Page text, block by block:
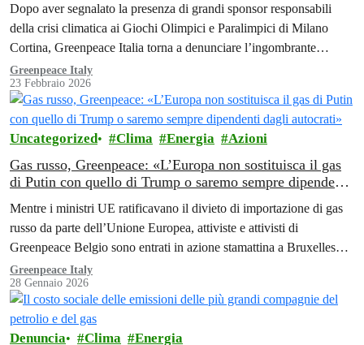
RIFIUTANO DI COMUNICARE QUANTI SOLDI
PRENDE IL FESTIVAL DA AZIENDE RESPONSABILI
DELLA CRISI CLIMATICA»
Dopo aver segnalato la presenza di grandi sponsor responsabili
della crisi climatica ai Giochi Olimpici e Paralimpici di Milano
Cortina, Greenpeace Italia torna a denunciare l’ingombrante
presenza di Eni al Festival…
Greenpeace Italy
23 Febbraio 2026
Uncategorized Clima Energia Azioni
Gas russo, Greenpeace: «L’Europa non sostituisca il gas
di Putin con quello di Trump o saremo sempre dipendenti
Mentre i ministri UE ratificavano il divieto di importazione di gas
russo da parte dell’Unione Europea, attiviste e attivisti di
Greenpeace Belgio sono entrati in azione stamattina a Bruxelles
per…
Greenpeace Italy
28 Gennaio 2026
Denuncia Clima Energia